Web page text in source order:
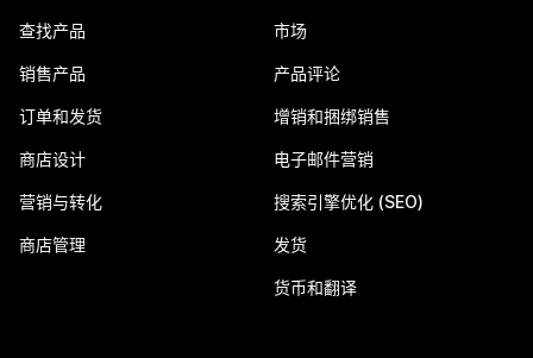
查找产品
销售产品
订单和发货
商店设计
营销与转化
商店管理
市场
产品评论
增销和捆绑销售
电子邮件营销
搜索引擎优化 (SEO)
发货
货币和翻译